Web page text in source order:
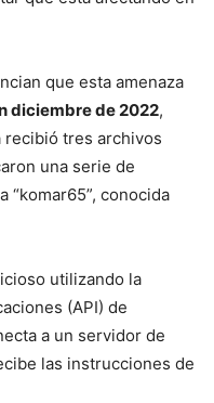
que esta amenaza
diciembre de 2022,
recibió tres archivos
una serie de
“komar65”, conocida
utilizando la
(API) de
a un servidor de
las instrucciones de